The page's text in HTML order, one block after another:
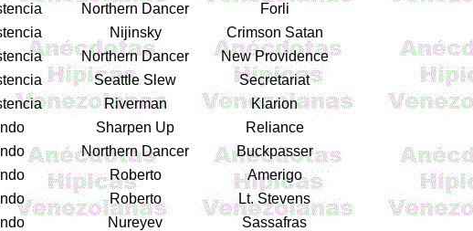
Northern Dancer
Forli
Nijinsky
Crimson Satan
Northern Dancer
New Providence
Seattle Slew
Secretariat
Riverman
Klarion
Sharpen Up
Reliance
Northern Dancer
Buckpasser
Roberto
Amerigo
Roberto
Lt. Stevens
Nureyev
Sassafras